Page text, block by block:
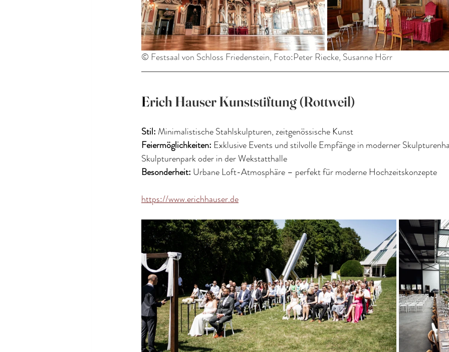
© Festsaal von Schloss Friedenstein, Foto:Peter Riecke, Susanne Hörr
Erich Hauser Kunststiftung (Rottweil)
Stil: Minimalistische Stahlskulpturen, zeitgenössische Kunst
Feiermöglichkeiten: Exklusive Events und stilvolle Empfänge in moderner
Skulpturenpark oder in der Wekstatthalle
Besonderheit: Urbane Loft-Atmosphäre – perfekt für moderne Hochzeitskonzepte
https://www.erichhauser.de